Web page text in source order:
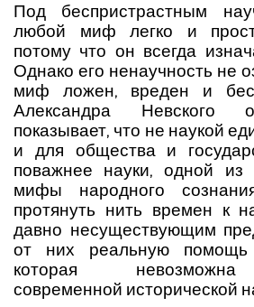
Под беспристрастным
любой миф легко и
потому что он всегда
Однако его ненаучность не
миф ложен, вреден и
Александра Невского
показывает, что не наукой
и для общества и
поважнее науки, одной из
мифы народного
протянуть нить времен к
давно несуществующим
от них реальную
которая
современной исторической